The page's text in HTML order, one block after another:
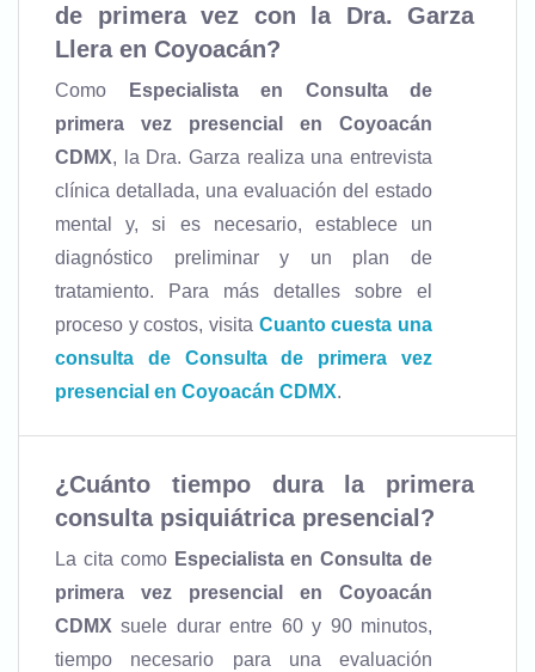
de primera vez con la Dra. Garza
Llera en Coyoacán?
Como
Especialista en Consulta de
primera vez presencial en Coyoacán
CDMX, la Dra. Garza realiza una entrevista
clínica detallada, una evaluación del estado
mental y, si es necesario, establece un
diagnóstico preliminar y un plan de
tratamiento. Para más detalles sobre el
proceso y costos, visita Cuanto cuesta una
consulta de Consulta de primera vez
presencial en Coyoacán CDMX.
¿Cuánto tiempo dura la primera
consulta psiquiátrica presencial?
La cita como Especialista en Consulta de
primera vez presencial en Coyoacán
CDMX suele durar entre 60 y 90 minutos,
tiempo necesario para una evaluación